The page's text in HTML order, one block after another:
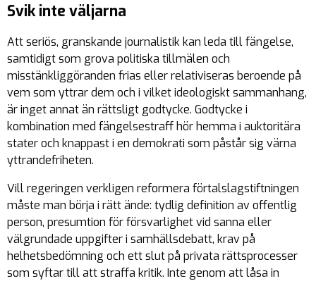
Svik inte väljarna
Att seriös, granskande journalistik kan leda till fängelse,
samtidigt som grova politiska tillmälen och
misstänkliggöranden frias eller relativiseras beroende på
vem som yttrar dem och i vilket ideologiskt sammanhang,
är inget annat än rättsligt godtycke. Godtycke i
kombination med fängelsestraff hör hemma i auktoritära
stater och knappast i en demokrati som påstår sig värna
yttrandefriheten.
Vill regeringen verkligen reformera förtalslagstiftningen
måste man börja i rätt ände: tydlig definition av offentlig
person, presumtion för försvarlighet vid sanna eller
välgrundade uppgifter i samhällsdebatt, krav på
helhetsbedömning och ett slut på privata rättsprocesser
som syftar till att straffa kritik. Inte genom att låsa in